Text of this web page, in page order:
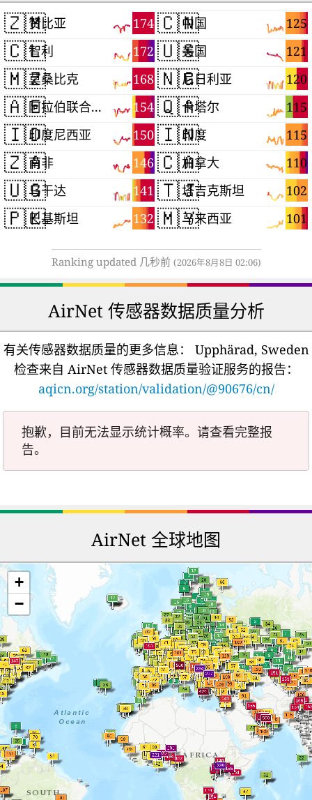
🇿🇲 174
赞比亚
🇨🇱 172
智利
🇲🇿 168
莫桑比克
🇦🇪 154
阿拉伯联合酋长国
🇮🇩 150
印度尼西亚
🇿🇦 146
南非
🇺🇬 141
乌干达
🇵🇰 132
巴基斯坦
🇨🇳 125
中国
🇺🇸 121
美国
🇳🇬 120
尼日利亚
🇶🇦 115
卡塔尔
🇮🇳 115
印度
🇨🇦 110
加拿大
🇹🇯 102
塔吉克斯坦
🇲🇾 101
马来西亚
Ranking updated 几秒前 (2026年8月8日 02:06)
AirNet 传感器数据质量分析
有关传感器数据质量的更多信息：
Upphärad, Sweden
检查来自 AirNet 传感器数据质量验证服务的报告：
aqicn.org/station/validation/@90676/cn/
抱歉，目前无法显示统计概率。请查看完整报
告。
AirNet 全球地图
+
−